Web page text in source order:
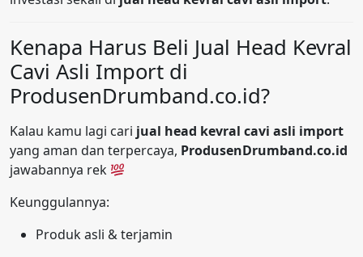
Kenapa Harus Beli Jual Head Kevral
Cavi Asli Import di
ProdusenDrumband.co.id?
Kalau kamu lagi cari jual head kevral cavi asli import
yang aman dan terpercaya, ProdusenDrumband.co.id
jawabannya rek
Keunggulannya:
Produk asli & terjamin